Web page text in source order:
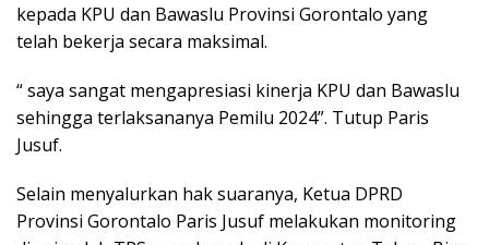
kepada KPU dan Bawaslu Provinsi Gorontalo yang
telah bekerja secara maksimal.
“ saya sangat mengapresiasi kinerja KPU dan Bawaslu
sehingga terlaksananya Pemilu 2024”. Tutup Paris
Jusuf.
Selain menyalurkan hak suaranya, Ketua DPRD
Provinsi Gorontalo Paris Jusuf melakukan monitoring